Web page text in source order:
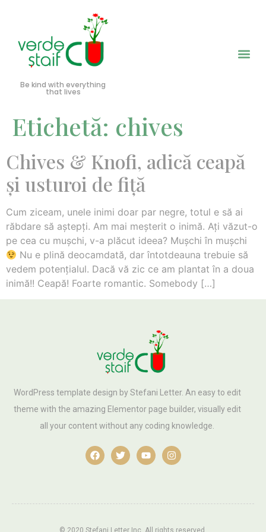
Be kind with everything
that lives
Etichetă: chives
Chives & Knofi, adică ceapă
şi usturoi de fiţă
Cum ziceam, unele inimi doar par negre, totul e să ai
răbdare să aştepţi. Am mai meşterit o inimă. Aţi văzut-o
pe cea cu muşchi, v-a plăcut ideea? Muşchi în muşchi
Nu e plină deocamdată, dar întotdeauna trebuie să
vedem potenţialul. Dacă vă zic ce am plantat în a doua
inimă!! Ceapă! Foarte romantic. Somebody […]
WordPress template design by Stefani Letter. An easy to edit
theme with the amazing Elementor page builder, visually edit
all your content without any coding knowledge.
© 2020 Stefani Letter Inc. All rights reserved.